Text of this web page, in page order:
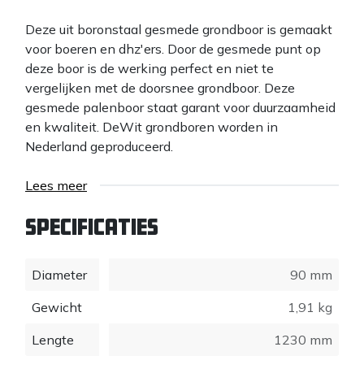
Deze uit boronstaal gesmede grondboor is gemaakt
voor boeren en dhz'ers. Door de gesmede punt op
deze boor is de werking perfect en niet te
vergelijken met de doorsnee grondboor. Deze
gesmede palenboor staat garant voor duurzaamheid
en kwaliteit. DeWit grondboren worden in
Nederland geproduceerd.
Lees meer
Specificaties
Diameter
90 mm
Gewicht
1,91 kg
Lengte
1230 mm